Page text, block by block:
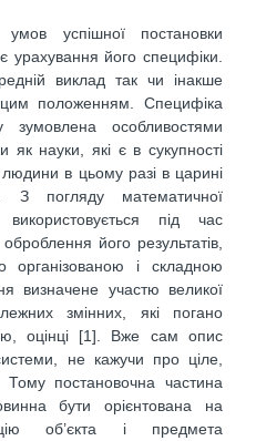
успішної постановки
урахування його специфіки.
виклад так чи інакше
положенням. Специфіка
зумовлена особливостями
як науки, які є в сукупності
людини в цьому разі в царині
З погляду математичної
під час
його результатів,
і складною
визначене участю великої
змінних, які погано
оцінці [1]. Вже сам опис
не кажучи про ціле,
Тому постановочна частина
бути орієнтована на
об’єкта і предмета